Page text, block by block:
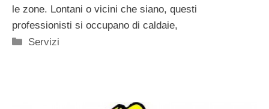
le zone. Lontani o vicini che siano, questi
professionisti si occupano di caldaie,
Categorie
Servizi